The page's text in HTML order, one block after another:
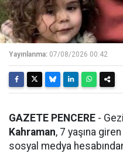
Yayınlanma: 07/08/2026 00:42
GAZETE PENCERE -
Kahraman, 7 yaşına
sosyal medya